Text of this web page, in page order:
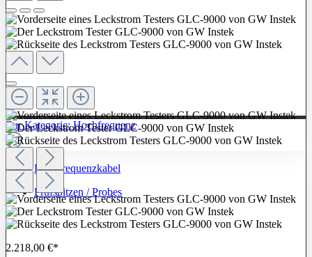
Zur Kategorie: Hochfrequenz
Hochfrequenzkabel
Prüfspitzen / Probes
2.218,00 €*